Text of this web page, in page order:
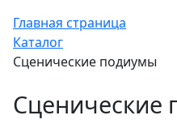
Главная страница
Каталог
Сценические подиумы
Сценические